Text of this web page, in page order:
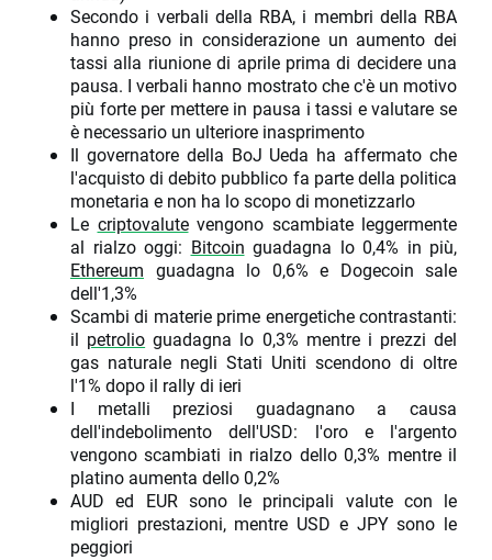
Secondo i verbali della RBA, i membri della RBA
hanno preso in considerazione un aumento dei
tassi alla riunione di aprile prima di decidere una
pausa. I verbali hanno mostrato che c'è un motivo
più forte per mettere in pausa i tassi e valutare se
è necessario un ulteriore inasprimento
Il governatore della BoJ Ueda ha affermato che
l'acquisto di debito pubblico fa parte della politica
monetaria e non ha lo scopo di monetizzarlo
Le criptovalutevengono scambiate leggermente
al rialzo oggi: Bitcoin guadagna lo 0,4% in più,
Ethereum guadagna lo 0,6% e Dogecoin sale
dell'1,3%
Scambi di materie prime energetiche contrastanti:
il petrolio guadagna lo 0,3% mentre i prezzi del
gas naturale negli Stati Uniti scendono di oltre
l'1% dopo il rally di ieri
I metalli preziosi guadagnano a causa
dell'indebolimento dell'USD: l'oro e l'argento
vengono scambiati in rialzo dello 0,3% mentre il
platino aumenta dello 0,2%
AUD ed EUR sono le principali valute con le
migliori prestazioni, mentre USD e JPY sono le
peggiori